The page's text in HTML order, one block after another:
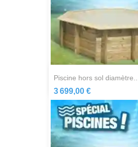
piscine hors sol diamètre...
3 699,00 €